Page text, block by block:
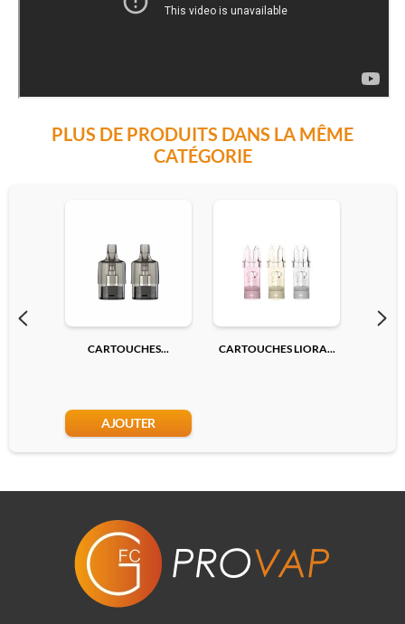
PLUS DE PRODUITS DANS LA MÊME
CATÉGORIE
CARTOUCHES...
AJOUTER
CARTOUCHES LIORA...